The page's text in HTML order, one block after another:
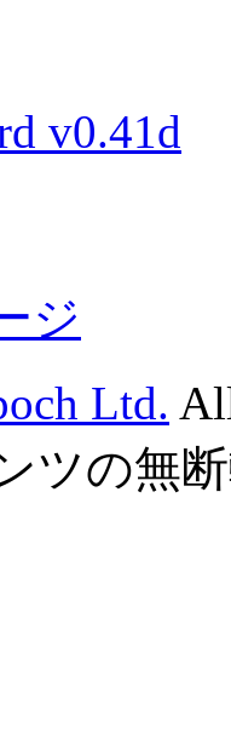
v0.41d
ジ
Ltd.
ツの無